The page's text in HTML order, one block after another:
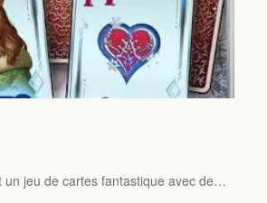
un jeu de cartes fantastique avec de…